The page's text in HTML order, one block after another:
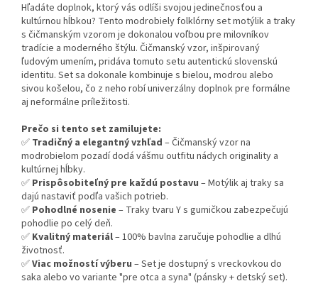
Hľadáte doplnok, ktorý vás odlíši svojou jedinečnosťou a
kultúrnou hĺbkou? Tento modrobiely folklórny set motýlik a traky
s čičmanským vzorom je dokonalou voľbou pre milovníkov
tradície a moderného štýlu. Čičmanský vzor, inšpirovaný
ľudovým umením, pridáva tomuto setu autentickú slovenskú
identitu. Set sa dokonale kombinuje s bielou, modrou alebo
sivou košelou, čo z neho robí univerzálny doplnok pre formálne
aj neformálne príležitosti.
Prečo si tento set zamilujete:
✅ Tradičný a elegantný vzhľad – Čičmanský vzor na
modrobielom pozadí dodá vášmu outfitu nádych originality a
kultúrnej hĺbky.
✅ Prispôsobiteľný pre každú postavu – Motýlik aj traky sa
dajú nastaviť podľa vašich potrieb.
✅ Pohodlné nosenie – Traky tvaru Y s gumičkou zabezpečujú
pohodlie po celý deň.
✅ Kvalitný materiál– 100% bavlna zaručuje pohodlie a dlhú
životnosť.
✅Viac možností výberu – Set je dostupný s vreckovkou do
saka alebo vo variante "pre otca a syna" (pánsky + detský set).